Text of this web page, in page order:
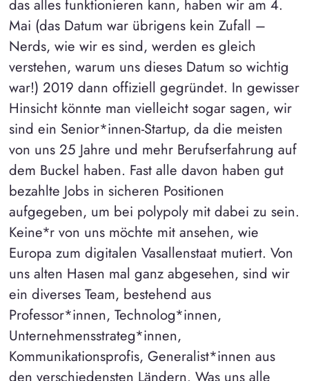
das alles funktionieren kann, haben wir am 4.
Mai (das Datum war übrigens kein Zufall –
Nerds, wie wir es sind, werden es gleich
verstehen, warum uns dieses Datum so wichtig
war!) 2019 dann offiziell gegründet. In gewisser
Hinsicht könnte man vielleicht sogar sagen, wir
sind ein Senior*innen-Startup, da die meisten
von uns 25 Jahre und mehr Berufserfahrung auf
dem Buckel haben. Fast alle davon haben gut
bezahlte Jobs in sicheren Positionen
aufgegeben, um bei polypoly mit dabei zu sein.
Keine*r von uns möchte mit ansehen, wie
Europa zum digitalen Vasallenstaat mutiert. Von
uns alten Hasen mal ganz abgesehen, sind wir
ein diverses Team, bestehend aus
Professor*innen, Technolog*innen,
Unternehmensstrateg*innen,
Kommunikationsprofis, Generalist*innen aus
den verschiedensten Ländern. Was uns alle